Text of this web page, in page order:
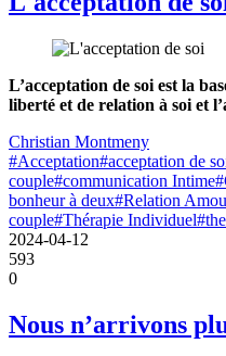
L’acceptation de soi est la
liberté et de relation à soi et
Christian Montmeny
#Acceptation#acceptation de
couple#communication Intime
bonheur à deux#Relation
couple#Thérapie Individuel
2024-04-12
593
0
Nous n’arrivons